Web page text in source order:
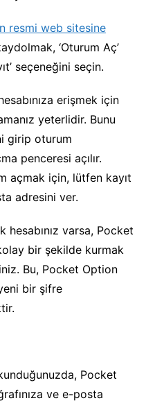
resmi web sitesine
‘Oturum Aç’
seçeneğini seçin.
erişmek için
yeterlidir. Bunu
girip oturum
penceresi açılır.
açmak için, lütfen kayıt
adresini ver.
hesabınız varsa, Pocket
kolay bir şekilde kurmak
Bu, Pocket Option
bir şifre
Pocket
ve e-posta